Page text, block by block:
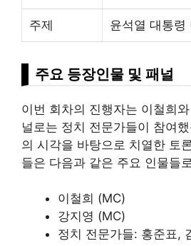
주제 윤석열 대통령
주요 등장인물 및 패널
이번 회차의 진행자는 이철희
널로는 정치 전문가들이 참여
의 시각을 바탕으로 치열한 토
들은 다음과 같은 주요 인물들
이철희 (MC)
강지영 (MC)
정치 전문가들: 홍준표,